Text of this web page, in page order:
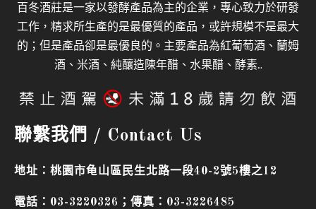
百冬酒莊是一家以發酵產品為主的企業，專心致力於研發
工作，精求所生產的是最優質的產品， 或許規模不是最大
的；但是產品卻是最優良的。 主要產品為紅葡萄酒、蘭姆
酒、米酒、純釀造陳年醋、水果醋、酵素…
聯繫我們 / Contact Us
地址：桃園市龟山區民生北路一段40-2號5樓之12
電話：03-3220326；傳真：03-3226485